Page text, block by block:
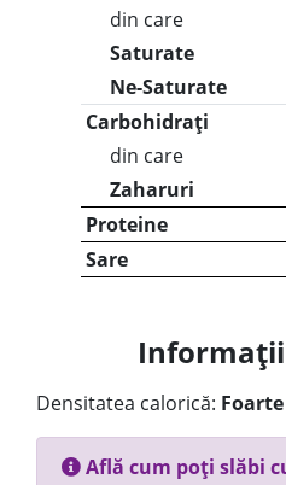
din care
Saturate
Ne-Saturate
Carbohidrați
din care
Zaharuri
Proteine
Sare
Densitatea calorică:
Află cum poți slăbi